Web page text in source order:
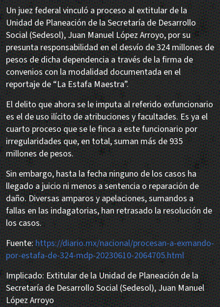
Un juez federal vinculó a proceso al extitular de la
Unidad de Planeación de la Secretaría de Desarrollo
Social (Sedesol), Juan Manuel López Arroyo, por su
presunta responsabilidad en el desvío de 324 millones de
pesos de dicha dependencia a través de la firma de
convenios con la modalidad documentada en el
reportaje de “La Estafa Maestra”.
El delito que ahora se le imputa al referido exfuncionario
es el de uso ilícito de atribuciones y facultades. Es ya el
cuarto proceso que se le finca a este funcionario por
irregularidades que, en total, suman más de 935
millones de pesos.
Sin embargo, hasta la fecha ninguno de los casos ha
llegado a juicio ni menos a sentencia o reparación de
daño. Diversas amparos y apelaciones, sumandos a
fallas en las indagatorias, han retrasado la resolución de
los casos.
Fuente:https://diario.mx/nacional/procesan-a-exmando-
por-estafa-de-324-mdp-20230610-2064705.html
Implicado: Extitular de la Unidad de Planeación de la
Secretaría de Desarrollo Social (Sedesol), Juan Manuel
López Arroyo